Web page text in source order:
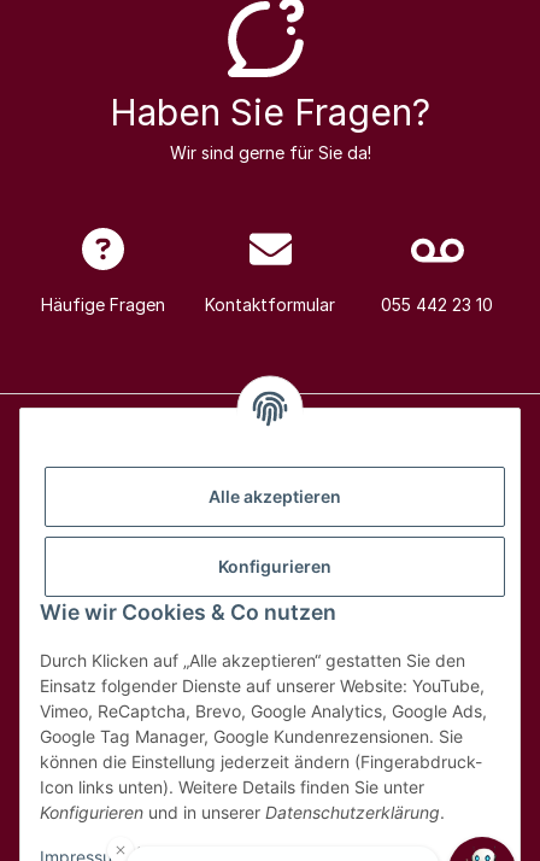
Alle akzeptieren
Konfigurieren
Wie wir Cookies & Co nutzen
Durch Klicken auf „Alle akzeptieren“ gestatten Sie den
Einsatz folgender Dienste auf unserer Website: YouTube,
Vimeo, ReCaptcha, Brevo, Google Analytics, Google Ads,
Google Tag Manager, Google Kundenrezensionen. Sie
können die Einstellung jederzeit ändern (Fingerabdruck-
Icon links unten). Weitere Details finden Sie unter
Konfigurieren und in unserer Datenschutzerklärung.
Impressum
Haben Sie Fragen?
Wir sind gerne für Sie da!
Häufige Fragen Kontaktformular 055 442 23 10
Hilfe & Kontakt
Rechtliches